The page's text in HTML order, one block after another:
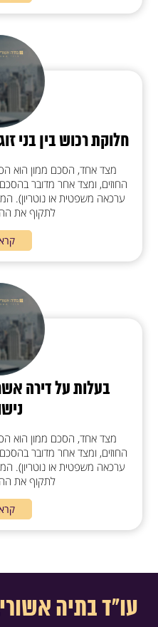
חלוקת רכוש בין בני
מצד אחד, הסכם ממון הוא
החוזים, ומצד אחר מדובר
ערכאה משפטית או נוטריון).
לתקוף את
בעלות על דירה
מצד אחד, הסכם ממון הוא
החוזים, ומצד אחר מדובר
ערכאה משפטית או נוטריון).
לתקוף את
עו"ד בתיה